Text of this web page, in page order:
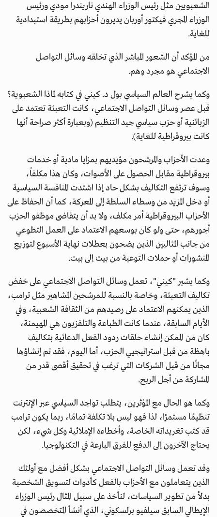
الشعبويين مثل رئيس الوزراء الهندي ناريندرا مودي ورئيس
الوزراء المجري فيكتور أوربان يديرون أحزابهم بطريقة استبدادية
للغاية.
من المؤكد أن الشعور المباشر الذي تخلقه وسائل التواصل
الاجتماعي هو مجرد وهم.
وكما يشرح العالم السياسي بول د. كيني في كتابه لماذا الشعبوية؟
قبل عصر وسائل التواصل الاجتماعي، كانت التعبئة تعتمد على
الزبائنية أو حزب سياسي جيد التنظيم (وبعبارة أكثر صراحة أنها
كانت بيروقراطية للغاية).
وعدت الأحزاب والمرشحون مؤيديهم بمزايا مادية أو خدمات
بيروقراطية مقابل الحصول على الأصوات، وكان هذا مكلفاً،
وسوف ترتفع التكاليف بشكل حاد إذا اشتدت المنافسة السياسية
أو دخل المزيد من وسطاء السلطة إلى المعركة، كما أن الحفاظ على
الأحزاب البيروقراطية أمر مكلف، ولا بد أن يتقاضى موظفو الحزب
أجورهم، حتى ولو كان بوسعهم الاعتماد على العمل التطوعي
من جانب المثاليين الذين يضحون بعطلات نهاية الأسبوع لتوزيع
المنشورات أو حملات التوعية من بيت إلى بيت.
وكما يشير "كيني"، تعمل وسائل التواصل الاجتماعي على خفض
تكاليف التعبئة، وخاصة بالنسبة للمرشحين المشاهير مثل ترامب،
الذين يمكنهم الاعتماد على رصيدهم من الثقافة الشعبية، وفي
الأيام السابقة، عندما كانت الطباعة والتلفزيون هي المهيمنة،
كان من الممكن إنشاء حلقات ردود الفعل الدعائية بتكاليف
باهظة من قبل استراتيجيي الحزب، أما اليوم، فقد تم إنشاؤها
مجانًا من قبل الشركات التي ترغب في تحقيق أقصى قدر من
المشاركة من أجل الربح.
وكما هو الحال مع المؤثرين، يتطلب تواجد السياسي عبر الإنترنت
تنظيمًا مستمرًا، لذا فهو ليس بلا تكلفة تمامًا، ربما يكون ترامب
قد كتب تغريداته الخاصة، وأخطاءه الإملائية وكل شيء، لكن
يحتاج الآخرون إلى الدفع للفرق البارعة في التكنولوجيا.
وقد تعمل وسائل التواصل الاجتماعي بشكل أفضل مع أولئك
الذين يتعاملون مع الأحزاب بالفعل كأدوات لتسويق الشخصية
بدلاً من تطوير السياسات، لنأخذ على سبيل المثال رئيس الوزراء
الإيطالي السابق سيلفيو برلسكوني، الذي أنشأ المتخصصون في